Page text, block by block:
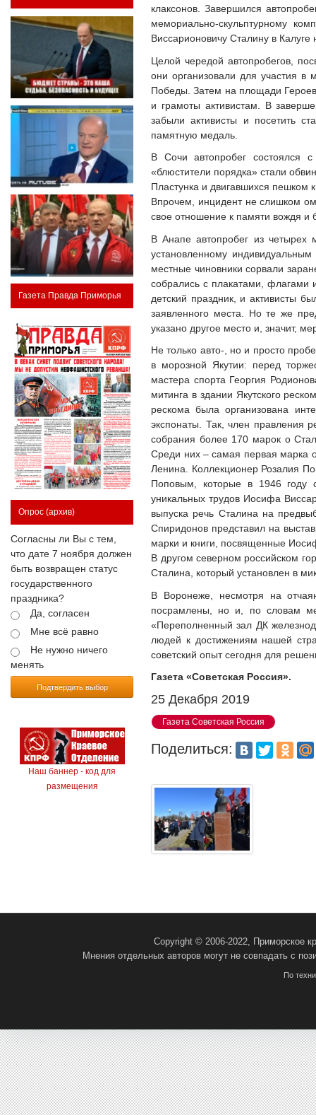
Газета Правда Приморья
Опрос (архив)
Согласны ли Вы с тем,
что дате 7 ноября должен
быть возвращен статус
государственного
праздника?
Да, согласен
Мне всё равно
Не нужно ничего
менять
Подтвердить выбор
Наш баннер - код для
размещения
клаксонов. Завершился
мемориально-скульптурному
Виссарионовичу Сталину в Калуге
Целой чередой автопробегов,
они организовали для участия
Победы. Затем на площади
и грамоты активистам. В
забыли активисты и посетить
памятную медаль.
В Сочи автопробег состоялся
«блюстители порядка» стали
Пластунка и двигавшихся пешком
Впрочем, инцидент не слишком
свое отношение к памяти вождя и
В Анапе автопробег из
установленному
местные чиновники сорвали
собрались с плакатами, флагами
детский праздник, и активисты
заявленного места. Но те же
указано другое место и, значит,
Не только авто-, но и просто
в морозной Якутии: перед
мастера спорта Георгия
митинга в здании Якутского
рескома была организована
экспонаты. Так, член правления
собрания более 170 марок о
Среди них – самая первая марка
Ленина. Коллекционер Розалия
Поповым, которые в 1946 году
уникальных трудов Иосифа
выпуска речь Сталина на
Спиридонов представил на
марки и книги, посвященные
В другом северном российском
Сталина, который установлен в
В Воронеже, несмотря на
посрамлены, но и, по словам
«Переполненный зал ДК
людей к достижениям нашей
советский опыт сегодня для
Газета «Советская Россия».
25 Декабря 2019
Газета Советская Россия
Поделиться:
Copyright © 2006-2022, Приморское
Мнения отдельных авторов могут не совпадать с
По